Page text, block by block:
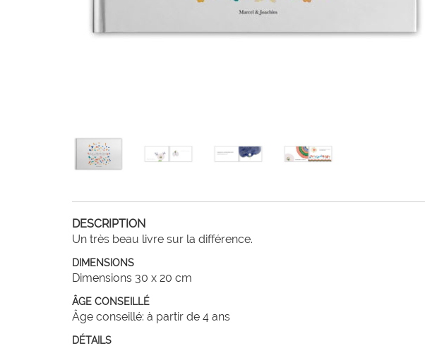
DESCRIPTION
Un très beau livre sur la différence.
DIMENSIONS
Dimensions 30 x 20 cm
ÂGE CONSEILLÉ
Âge conseillé: à partir de 4 ans
DÉTAILS